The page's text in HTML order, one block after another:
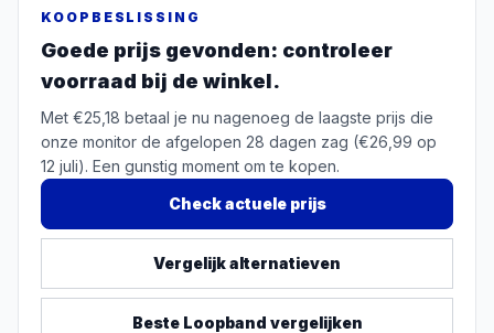
KOOPBESLISSING
Goede prijs gevonden: controleer
voorraad bij de winkel.
Met €25,18 betaal je nu nagenoeg de laagste prijs die
onze monitor de afgelopen 28 dagen zag (€26,99 op
12 juli). Een gunstig moment om te kopen.
Check actuele prijs
Vergelijk alternatieven
Beste Loopband vergelijken